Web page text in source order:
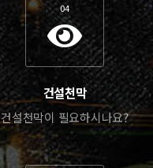
04
건설천막
건설천막이 필요하시나요?